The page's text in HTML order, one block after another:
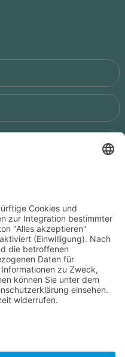
aus dem Formular zur
und verarbeitet
gespeichert, bis ein
Ihre Einwilligung
hello@wisdomeurope.eu
zum Umgang mit
Datenschutzerklärung.